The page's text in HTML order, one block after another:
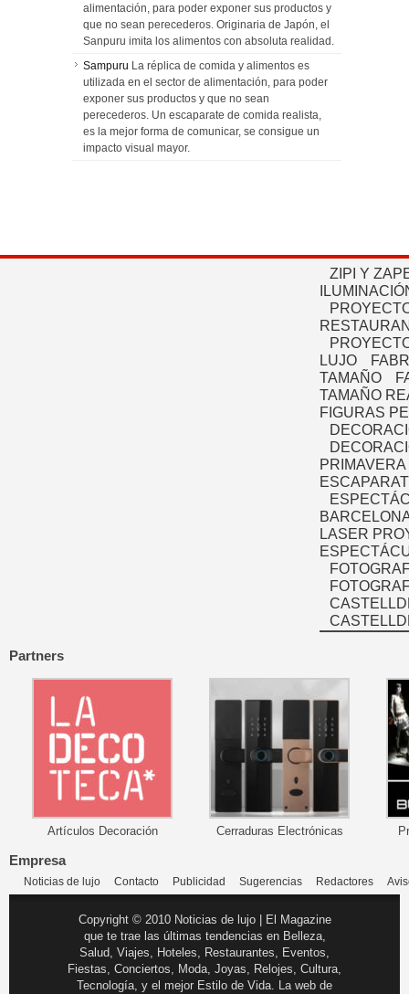
alimentación, para poder exponer sus productos y
que no sean perecederos. Originaria de Japón, el
Sanpuru imita los alimentos con absoluta realidad.
Sampuru La réplica de comida y alimentos es
utilizada en el sector de alimentación, para poder
exponer sus productos y que no sean
perecederos. Un escaparate de comida realista,
es la mejor forma de comunicar, se consigue un
impacto visual mayor.
ZIPI Y
LUJO
TAMAÑO
TAMAÑO
FIGURAS
PRIMAVERA
LASER
Partners
Artículos Decoración Cerraduras Electrónicas
Empresa
Noticias de lujo Contacto Publicidad Sugerencias Redactores
Copyright © 2010 Noticias de lujo | El Magazine
que te trae las últimas tendencias en Belleza,
Salud, Viajes, Hoteles, Restaurantes, Eventos,
Fiestas, Conciertos, Moda, Joyas, Relojes, Cultura,
Tecnología, y el mejor Estilo de Vida. La web de